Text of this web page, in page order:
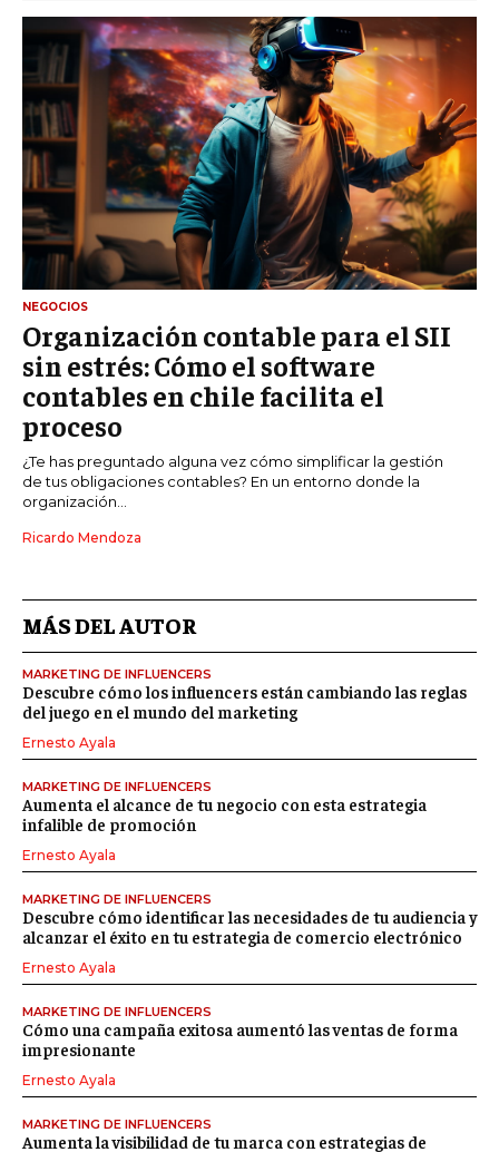
NEGOCIOS
Organización contable para el SII
sin estrés: Cómo el software
contables en chile facilita el
proceso
¿Te has preguntado alguna vez cómo simplificar la gestión
de tus obligaciones contables? En un entorno donde la
organización...
Ricardo Mendoza
MÁS DEL AUTOR
MARKETING DE INFLUENCERS
Descubre cómo los influencers están cambiando las reglas
del juego en el mundo del marketing
Ernesto Ayala
MARKETING DE INFLUENCERS
Aumenta el alcance de tu negocio con esta estrategia
infalible de promoción
Ernesto Ayala
MARKETING DE INFLUENCERS
Descubre cómo identificar las necesidades de tu audiencia y
alcanzar el éxito en tu estrategia de comercio electrónico
Ernesto Ayala
MARKETING DE INFLUENCERS
Cómo una campaña exitosa aumentó las ventas de forma
impresionante
Ernesto Ayala
MARKETING DE INFLUENCERS
Aumenta la visibilidad de tu marca con estrategias de